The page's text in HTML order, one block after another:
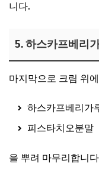
니다.
5. 하스카프베리
마지막으로 크림 위
하스카프베리가
피스타치오분말
을 뿌려 마무리합니